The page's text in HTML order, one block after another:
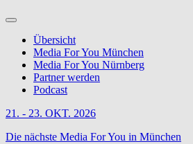
Übersicht
Media For You München
Media For You Nürnberg
Partner werden
Podcast
21. - 23. OKT. 2026
Die nächste Media For You in München